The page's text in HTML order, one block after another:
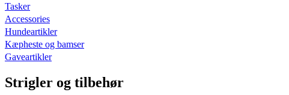
Tasker
Accessories
Hundeartikler
Kæpheste og bamser
Gaveartikler
Strigler og tilbehør